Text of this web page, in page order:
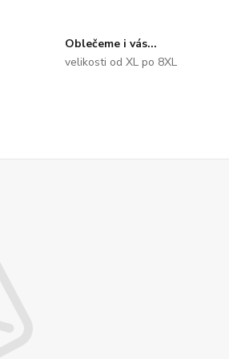
Oblečeme i vás...
velikosti od XL po 8XL